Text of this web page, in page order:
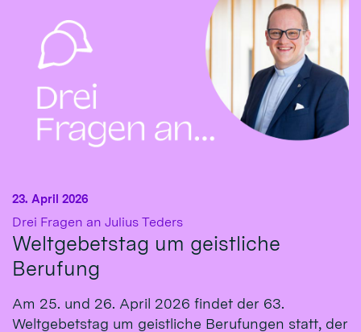
Drei Fragen an Julius Teders:
Weltgebetstag um geistliche
Berufung
23. April 2026
Am 25. und 26. April 2026 findet der 63.
Weltgebetstag um geistliche Berufungen statt, der